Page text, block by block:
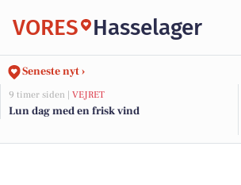
VORES Hasselager
Seneste nyt ›
9 timer siden | VEJRET
Lun dag med en frisk vind